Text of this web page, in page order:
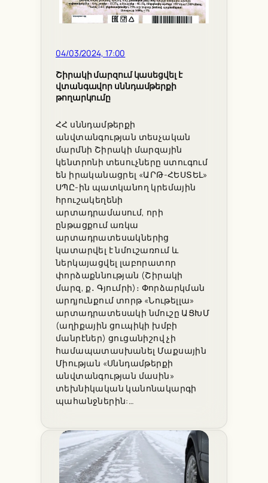
04/03/2024, 17:00
Շիրակի մարզում կասեցվել է
վտանգավոր սննդամթերքի
թողարկումը
ՀՀ սննդամթերքի
անվտանգության տեսչական
մարմնի Շիրակի մարզային
կենտրոնի տեսուչները ստուգում
են իրականացրել «ԱՐԹ-ՀԵՍՏԵԼ»
ՍՊԸ-ին պատկանող կրեմային
հրուշակեղենի
արտադրամասում, որի
ընթացքում առկա
արտադրատեսակներից
կատարվել է նմուշառում և
ներկայացվել լաբորատոր
փորձաքննության (Շիրակի
մարզ, ք․ Գյումրի)։ Փորձարկման
արդյունքում տորթ «Նութելլա»
արտադրատեսակի նմուշը ԱՑԽՄ
(աղիքային ցուպիկի խմբի
մանրէներ) ցուցանիշով չի
համապատասխանել Մաքսային
Միության «Սննդամթերքի
անվտանգության մասին»
տեխնիկական կանոնակարգի
պահանջներին:…